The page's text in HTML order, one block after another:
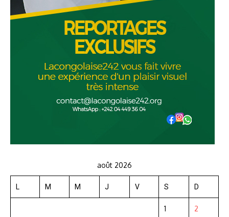
août 2026
L M M J V S D
1 2